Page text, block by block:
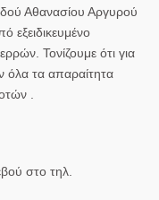
Αθανασίου Αργυρού
εξειδικευμένο
Τονίζουμε ότι για
όλα τα απαραίτητα
.
στο τηλ.